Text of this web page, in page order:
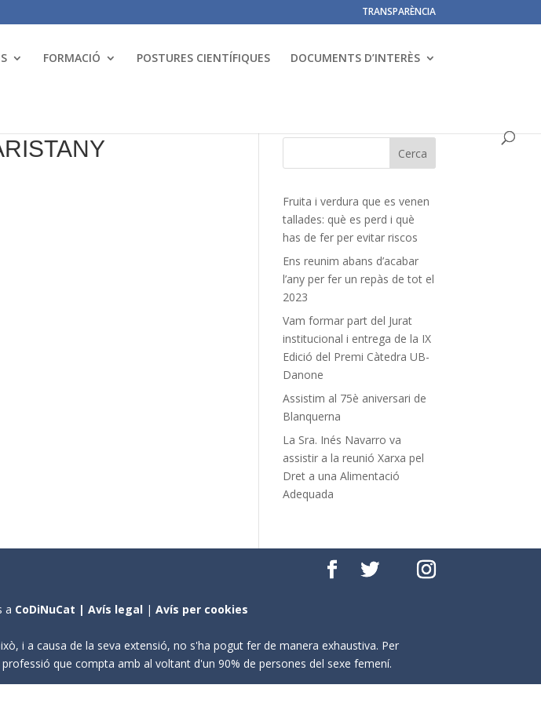
TRANSPARÈNCIA
FORMACIÓ POSTURES CIENTÍFIQUES DOCUMENTS D’INTERÈS
Fruita i verdura que es venen
tallades: què es perd i què
has de fer per evitar riscos
Ens reunim abans d’acabar
l’any per fer un repàs de tot el
2023
Vam formar part del Jurat
institucional i entrega de la IX
Edició del Premi Càtedra UB-
Danone
Assistim al 75è aniversari de
Blanquerna
La Sra. Inés Navarro va
assistir a la reunió Xarxa pel
Dret a una Alimentació
Adequada
a CoDiNuCat |Avís legal |Avís per cookies
i a causa de la seva extensió, no s'ha pogut fer de manera exhaustiva. Per
que compta amb al voltant d'un 90% de persones del sexe femení.